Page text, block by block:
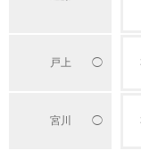
戸上 ◯
宮川 ◯